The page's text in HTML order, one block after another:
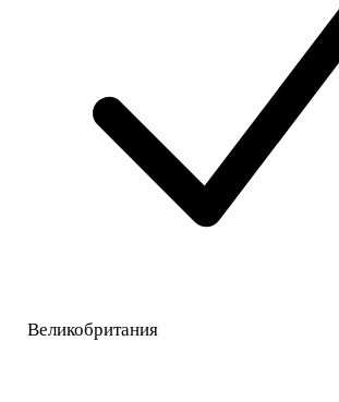
Великобритания